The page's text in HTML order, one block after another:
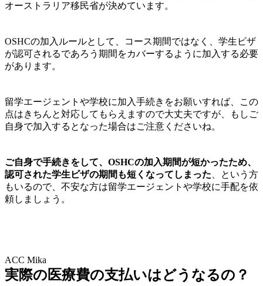
オーストラリア移民省が決めています。
OSHCの加入ルールとして、コース期間ではなく、学生ビザ
が認可されるであろう期間をカバーするように加入する必要
があります。
留学エージェントや学校に加入手続きをお願いすれば、この
点はきちんと対応してもらえますので大丈夫ですが、もしご
自身で加入するとなった場合はご注意くださいね。
ご自身で手続きをして、OSHCの加入期間が短かったため、
認可された学生ビザの期間も短くなってしまった、という方
もいるので、不安な方は留学エージェントや学校に手配を依
頼しましょう。
ACC Mika
実際の医療費の支払いはどうなるの？